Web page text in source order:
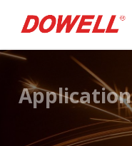
Application